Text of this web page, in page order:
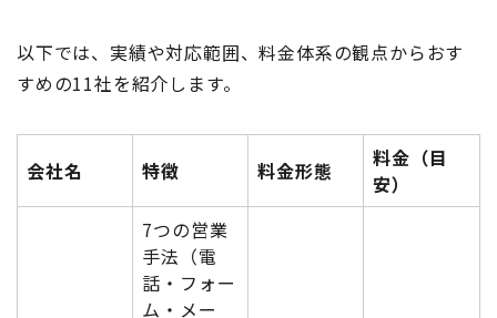
以下では、実績や対応範囲、料金体系の観点からおす
すめの11社を紹介します。
会社名 特徴 料金形態
料金（目
安）
7つの営業
手法（電
話・フォー
ム・メー